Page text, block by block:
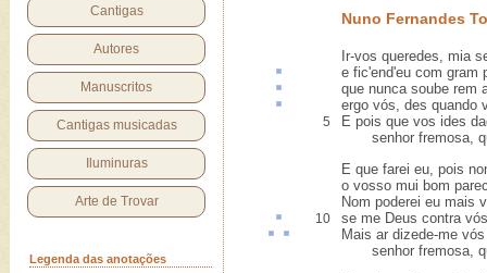
Cantigas
Autores
Manuscritos
Cantigas musicadas
Iluminuras
Arte de Trovar
Legenda das anotações
Nuno Fernandes
Ir-vos queredes, mia
e fic'end'eu com gram
que nunca soube rem
ergo vós, des quando
5
E pois que vos ides
senhor fremosa,
E que farei eu, pois
o vosso mui bom
Nom poderei eu mais
10 se me Deus contra
Mais ar dizede-me
senhor fremosa,